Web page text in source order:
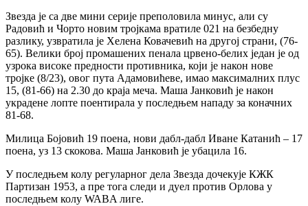
Звезда је са две мини серије преполовила минус, али су
Радовић и Чорто новим тројкама вратиле 021 на безбедну
разлику, узвратила је Хелена Ковачевић на другој страни, (76-
65). Велики број промашених пенала црвено-белих један је од
узрока високе предности противника, који је након нове
тројке (8/23), овог пута Адамовићеве, имао максималних плус
15, (81-66) на 2.30 до краја меча. Маша Јанковић је након
украдене лопте поентирала у последњем нападу за коначних
81-68.
Милица Бојовић 19 поена, нови дабл-дабл Иване Катанић – 17
поена, уз 13 скокова. Маша Јанковић је убацила 16.
У последњем колу регуларног дела Звезда дочекује КЖК
Партизан 1953, а пре тога следи и дуел против Орлова у
последњем колу WABA лиге.